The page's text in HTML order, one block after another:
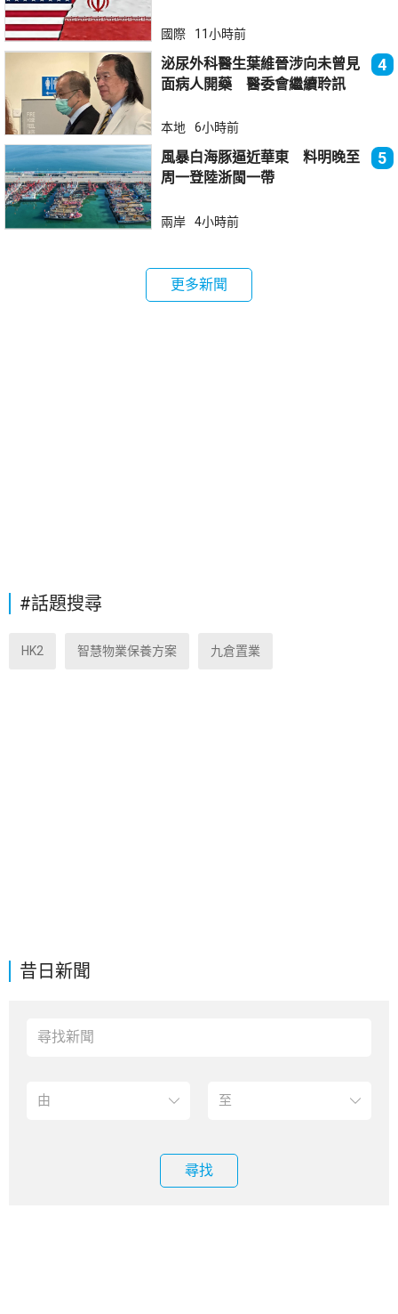
昔日新聞
尋找
國際 11小時前
泌尿外科醫生葉維晉涉向未曾見
面病人開藥 醫委會繼續聆訊
4
本地 6小時前
風暴白海豚逼近華東 料明晚至
周一登陸浙閩一帶
5
兩岸 4小時前
更多新聞
#話題搜尋
HK2 智慧物業保養方案 九倉置業